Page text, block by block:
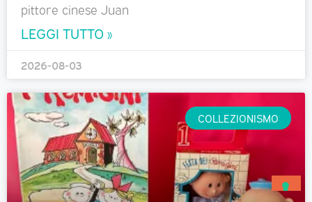
pittore cinese Juan
LEGGI TUTTO »
2026-08-03
COLLEZIONISMO